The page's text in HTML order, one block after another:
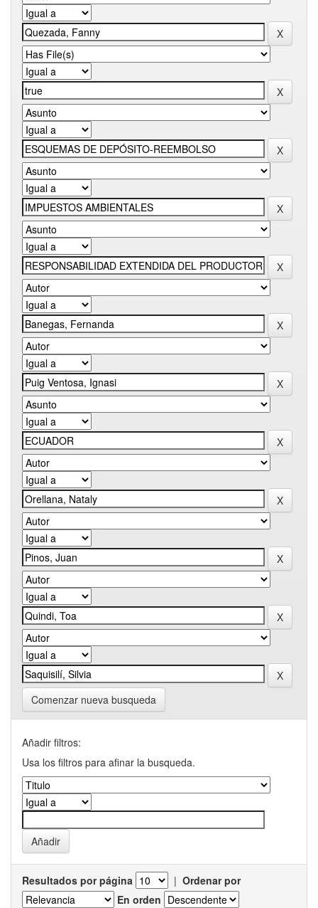
Comenzar nueva busqueda
Añadir filtros:
Usa los filtros para afinar la busqueda.
Resultados por página | Ordenar por
En orden